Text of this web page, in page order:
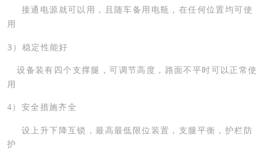
接通电源就可以用，且随车备用电瓶，在任何位置均可使
用
3 ）稳定性能好
设备装有四个支撑腿，可调节高度， 路面不平时可以正常使
用
4 ）安全措施齐全
设上升下降互锁，最高最低限位装置，支腿平衡，护栏防
护